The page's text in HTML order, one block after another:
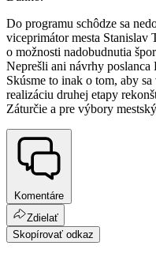
Do programu schôdze sa
viceprimátor mesta Stanislav
o možnosti nadobudnutia
Neprešli ani návrhy poslanca
Skúsme to inak o tom, aby
realizáciu druhej etapy
Záturčie a pre výbory
Komentáre
Zdielať
Skopírovať odkaz